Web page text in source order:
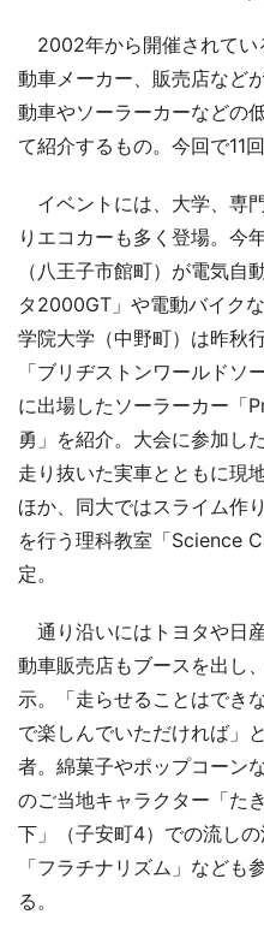
2002年から開催されてい
動車メーカー、販売店など
動車やソーラーカーなどの
て紹介するもの。今回で11
イベントには、大学、専
りエコカーも多く登場。今
（八王子市館町）が電気自
タ2000GT」や電動バイク
学院大学（中野町）は昨秋
「ブリヂストンワールドソ
に出場したソーラーカー「
勇」を紹介。大会に参加し
走り抜いた実車とともに現
ほか、同大ではスライム作
を行う理科教室「Science
定。
通り沿いにはトヨタや日
動車販売店もブースを出し
示。「走らせることはでき
で楽しんでいただければ」
者。綿菓子やポップコーン
のご当地キャラクター「た
下」（子安町4）での流し
「フラチナリズム」なども
る。